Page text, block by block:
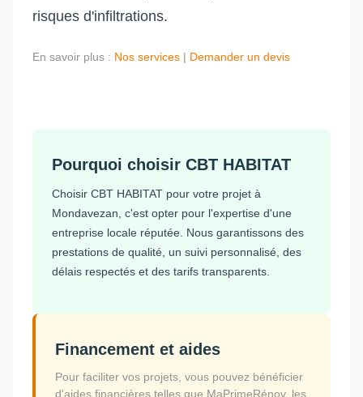
risques d'infiltrations.
En savoir plus : Nos services | Demander un devis
Pourquoi choisir CBT HABITAT
Choisir CBT HABITAT pour votre projet à
Mondavezan, c'est opter pour l'expertise d'une
entreprise locale réputée. Nous garantissons des
prestations de qualité, un suivi personnalisé, des
délais respectés et des tarifs transparents.
Financement et aides
Pour faciliter vos projets, vous pouvez bénéficier
d'aides financières telles que MaPrimeRénov, les